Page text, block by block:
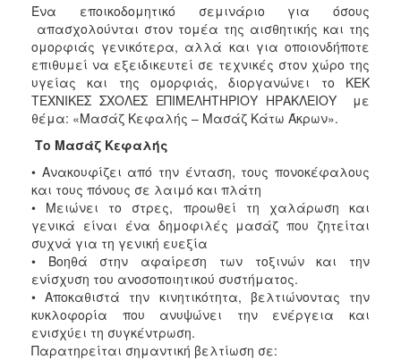
2016
2015
2012
2011
ΔΗΜΟΣ
ΠΟΛΙΤΙΣΜΟΣ
ΑΝΘΕΚΤΙΚΗ
ΠΟΛΗ
Ένα εποικοδομητικό σεμινάριο για όσους
απασχολούνται στον τομέα της αισθητικής και της
ομορφιάς γενικότερα, αλλά και για οποιονδήποτε
επιθυμεί να εξειδικευτεί σε τεχνικές στον χώρο της
υγείας και της ομορφιάς, διοργανώνει το ΚΕΚ
ΤΕΧΝΙΚΕΣ ΣΧΟΛΕΣ ΕΠΙΜΕΛΗΤΗΡΙΟΥ ΗΡΑΚΛΕΙΟΥ με
θέμα: «Μασάζ Κεφαλής – Μασάζ Κάτω Άκρων».
Το Μασάζ Κεφαλής
• Ανακουφίζει από την ένταση, τους πονοκέφαλους
και τους πόνους σε λαιμό και πλάτη
• Μειώνει το στρες, προωθεί τη χαλάρωση και
γενικά είναι ένα δημοφιλές μασάζ που ζητείται
συχνά για τη γενική ευεξία
• Βοηθά στην αφαίρεση των τοξινών και την
ενίσχυση του ανοσοποιητικού συστήματος.
• Αποκαθιστά την κινητικότητα, βελτιώνοντας την
κυκλοφορία που ανυψώνει την ενέργεια και
ενισχύει τη συγκέντρωση.
Παρατηρείται σημαντική βελτίωση σε: